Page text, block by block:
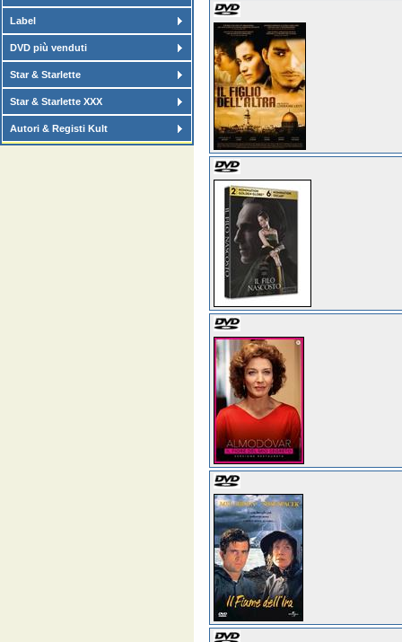
Label
DVD più venduti
Star & Starlette
Star & Starlette XXX
Autori & Registi Kult